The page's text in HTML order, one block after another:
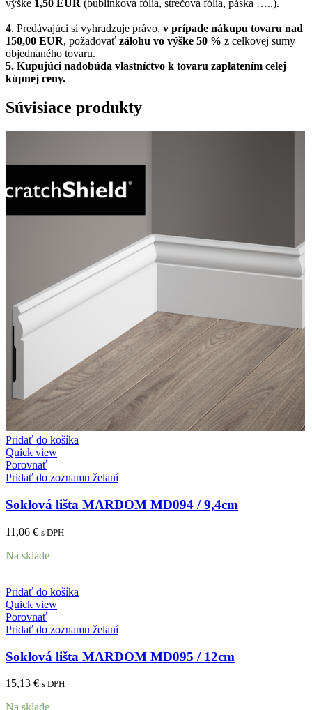
výške 1,50 EUR (bublinková fólia, strečová fólia, páska …..).
4. Predávajúci si vyhradzuje právo, v prípade nákupu tovaru nad
150,00 EUR, požadovať zálohu vo výške 50 % z celkovej sumy
objednaného tovaru.
5. Kupujúci nadobúda vlastníctvo k tovaru zaplatením celej
kúpnej ceny.
Súvisiace produkty
Pridať do košíka
Quick view
Porovnať
Pridať do zoznamu želaní
Soklová lišta MARDOM MD094 / 9,4cm
11,06 € s DPH
Na sklade
Pridať do košíka
Quick view
Porovnať
Pridať do zoznamu želaní
Soklová lišta MARDOM MD095 / 12cm
15,13 € s DPH
Na sklade